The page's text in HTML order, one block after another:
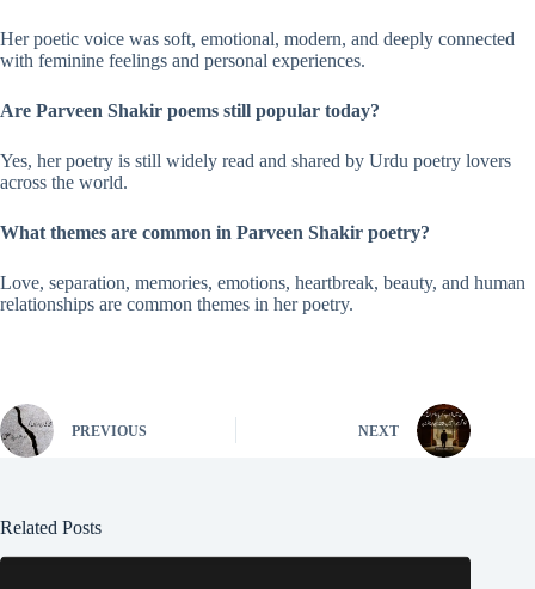
Her poetic voice was soft, emotional, modern, and deeply connected
with feminine feelings and personal experiences.
Are Parveen Shakir poems still popular today?
Yes, her poetry is still widely read and shared by Urdu poetry lovers
across the world.
What themes are common in Parveen Shakir poetry?
Love, separation, memories, emotions, heartbreak, beauty, and human
relationships are common themes in her poetry.
PREVIOUS NEXT
Related Posts